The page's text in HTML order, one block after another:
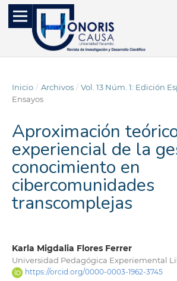
Inicio / Archivos / Vol. 13 Núm. 1: Edición
Ensayos
Aproximación
experiencial de la
conocimiento en
cibercomunidades
transcomplejas
Karla Migdalia Flores Ferrer
Universidad Pedagógica Experiemental
https://orcid.org/0000-0003-1962-3745